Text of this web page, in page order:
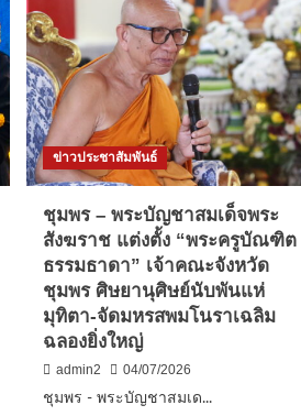
ค้น
ห้อง
พัก
ผู้
ต้องหา
ส่ง
ยา
เสพ
ติด
แอร์
โฮสเตส
สาว
พบ
เศษ
ผ้า
ต้อง
สงสัย
ข่าวประชาสัมพันธ์
ชุมพร – พระบัญชาสมเด็จพระ
สังฆราช แต่งตั้ง “พระครูบัณฑิต
ธรรมธาดา” เจ้าคณะจังหวัด
ชุมพร ศิษยานุศิษย์นับพันแห่
มุทิตา-จัดมหรสพมโนราเฉลิม
ฉลองยิ่งใหญ่
admin2
04/07/2026
ชุมพร - พระบัญชาสมเด...